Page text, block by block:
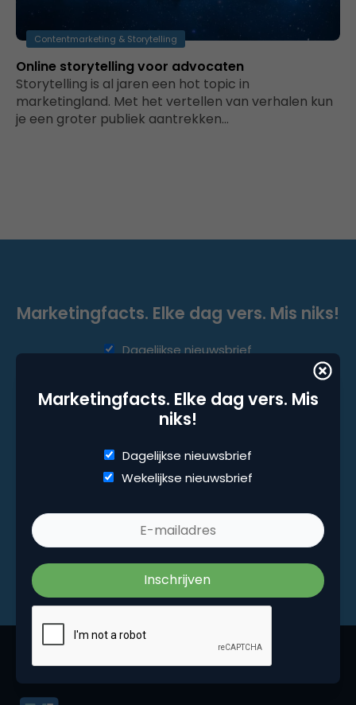
Contentmarketing & Storytelling
Online storytelling voor advocaten
Storytelling is al jaren een hot topic in
marketingland. Met het vertellen van verhalen kun
je een groter publiek aantrekken…
Marketingfacts. Elke dag vers. Mis
niks!
Dagelijkse nieuwsbrief
Wekelijkse nieuwsbrief
Marketingfacts. Elke dag vers. Mis niks!
Dagelijkse nieuwsbrief